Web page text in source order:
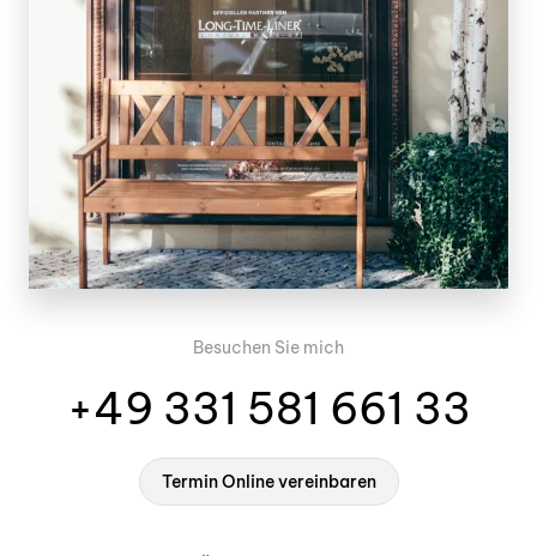
Besuchen Sie mich
+49 331 581 661 33
Termin Online vereinbaren